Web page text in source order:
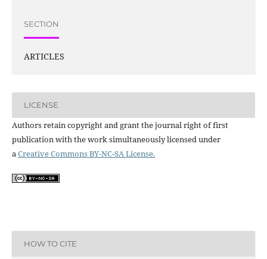
SECTION
ARTICLES
LICENSE
Authors retain copyright and grant the journal right of first
publication with the work simultaneously licensed under
aCreative Commons BY-NC-SA License.
HOW TO CITE